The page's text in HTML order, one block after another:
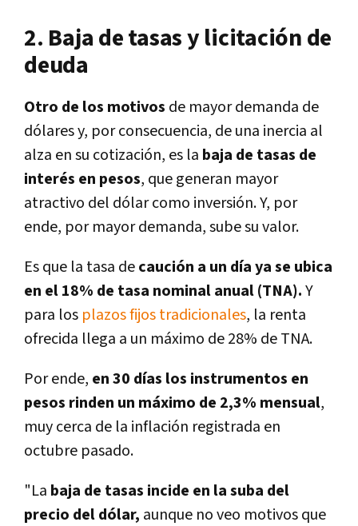
2. Baja de tasas y licitación de
deuda
Otro de los motivos de mayor demanda de
dólares y, por consecuencia, de una inercia al
alza en su cotización, es la baja de tasas de
interés en pesos, que generan mayor
atractivo del dólar como inversión. Y, por
ende, por mayor demanda, sube su valor.
Es que la tasa decaución a un día ya se ubica
en el 18% de tasa nominal anual (TNA).Y
para los plazos fijos tradicionales, la renta
ofrecida llega a un máximo de 28% de TNA.
Por ende, en 30 días los instrumentos en
pesos rinden un máximo de 2,3% mensual,
muy cerca de la inflación registrada en
octubre pasado.
"La baja de tasas incide en la suba del
precio del dólar, aunque no veo motivos que